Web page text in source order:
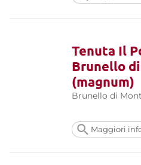
Tenuta Il
Brunello
(magnum)
Brunello di
Maggiori